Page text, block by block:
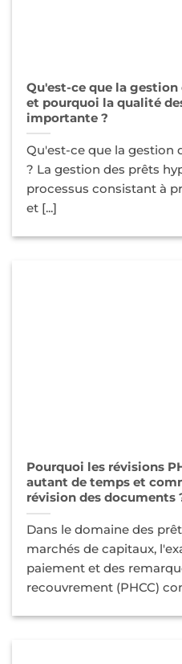
Qu'est-ce que la
et pourquoi la qualité
importante ?
Qu'est-ce que la gestion
? La gestion des prêts
processus consistant à
et [...]
Pourquoi les révisions
autant de temps et
révision des documents
Dans le domaine des
marchés de capitaux,
paiement et des
recouvrement (PHCC)